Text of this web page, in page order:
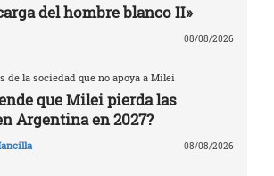
del hombre blanco II»
08/08/2026
de la sociedad que no apoya a Milei
que Milei pierda las
Argentina en 2027?
08/08/2026